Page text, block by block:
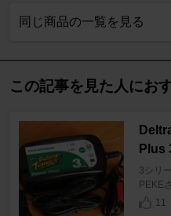
同じ商品の一覧を見る
この記事を見た人にお
Plus
3シリ
PEKE
11